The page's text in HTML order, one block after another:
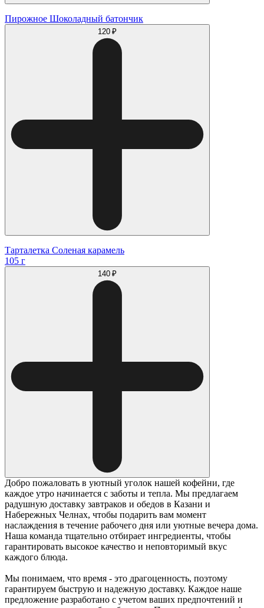
Пирожное Шоколадный батончик
120 ₽
Тарталетка Соленая карамель
105 г
140 ₽
Добро пожаловать в уютный уголок нашей кофейни, где
каждое утро начинается с заботы и тепла. Мы предлагаем
радушную доставку завтраков и обедов в Казани и
Набережных Челнах, чтобы подарить вам момент
наслаждения в течение рабочего дня или уютные вечера дома.
Наша команда тщательно отбирает ингредиенты, чтобы
гарантировать высокое качество и неповторимый вкус
каждого блюда.
Мы понимаем, что время - это драгоценность, поэтому
гарантируем быструю и надежную доставку. Каждое наше
предложение разработано с учетом ваших предпочтений и